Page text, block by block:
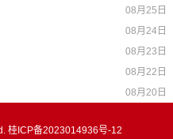
08月25日
08月24日
08月23日
08月22日
08月20日
桂ICP备2023014936号-12